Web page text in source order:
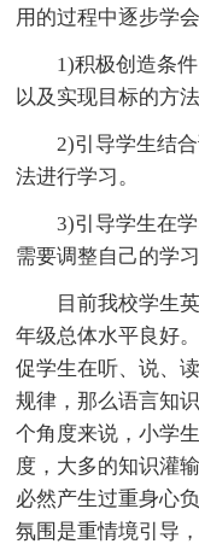
用的过程中逐步学
1)积极创造条
以及实现目标的方法
2)引导学生结
法进行学习。
3)引导学生在
需要调整自己的学
目前我校学生
年级总体水平良好
促学生在听、说、
规律，那么语言知
个角度来说，小学
度，大多的知识灌
必然产生过重身心
氛围是重情境引导